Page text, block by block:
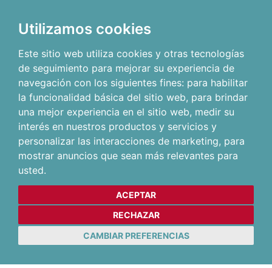
Utilizamos cookies
Este sitio web utiliza cookies y otras tecnologías
de seguimiento para mejorar su experiencia de
navegación con los siguientes fines: para habilitar
la funcionalidad básica del sitio web, para brindar
una mejor experiencia en el sitio web, medir su
interés en nuestros productos y servicios y
personalizar las interacciones de marketing, para
mostrar anuncios que sean más relevantes para
usted.
ACEPTAR
RECHAZAR
CAMBIAR PREFERENCIAS